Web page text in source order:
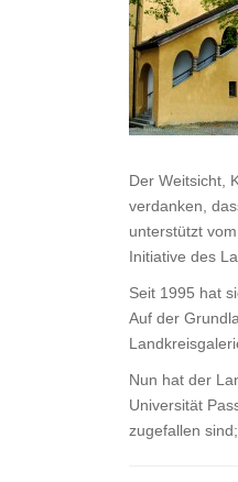
Der Weitsicht,
verdanken,
unterstützt
Initiative des
Seit 1995 hat
Auf der
Nun hat der
Universität
zugefallen